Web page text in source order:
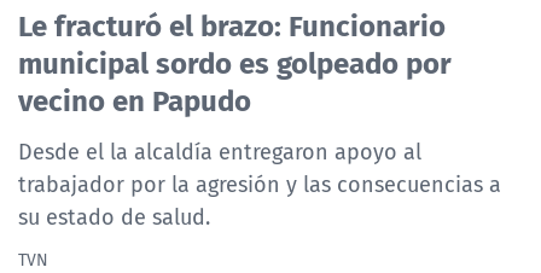
CASTING MASTERCHEF CHILE
CASTING TVN VERTICAL
TVN VERTICAL
TVN PLAY
PROGRAMAS
Le fracturó el brazo: Funcionario
municipal sordo es golpeado por
vecino en Papudo
Desde el la alcaldía entregaron apoyo al
trabajador por la agresión y las consecuencias a
su estado de salud.
TVN